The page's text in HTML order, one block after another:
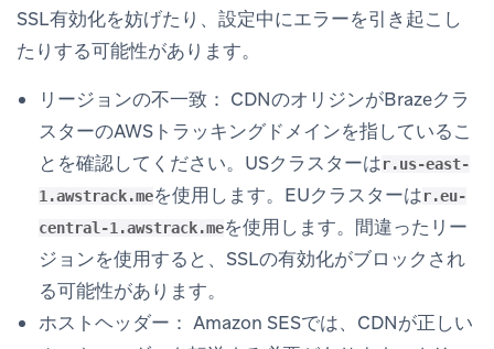
SSL有効化を妨げたり、設定中にエラーを引き起こし
たりする可能性があります。
リージョンの不一致： CDNのオリジンがBrazeクラ
スターのAWSトラッキングドメインを指しているこ
とを確認してください。USクラスターはr.us-east-
1.awstrack.meを使用します。EUクラスターはr.eu-
central-1.awstrack.meを使用します。間違ったリー
ジョンを使用すると、SSLの有効化がブロックされ
る可能性があります。
ホストヘッダー： Amazon SESでは、CDNが正しい